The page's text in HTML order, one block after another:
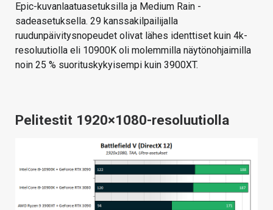
Epic-kuvanlaatuasetuksilla ja Medium Rain -
sadeasetuksella. 29 kanssakilpailijalla
ruudunpäivitysnopeudet olivat lähes identtiset kuin 4k-
resoluutiolla eli 10900K oli molemmilla näytönohjaimilla
noin 25 % suorituskykyisempi kuin 3900XT.
Pelitestit 1920×1080-resoluutiolla